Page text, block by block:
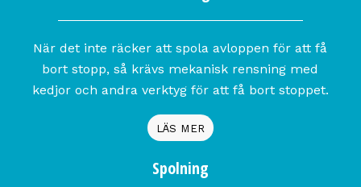
När det inte räcker att spola avloppen för att få
bort stopp, så krävs mekanisk rensning med
kedjor och andra verktyg för att få bort stoppet.
LÄS MER
Spolning